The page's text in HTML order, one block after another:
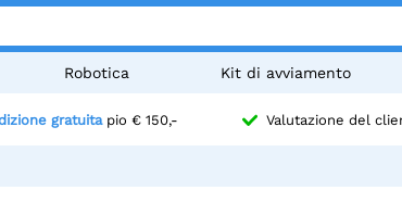
Robotica Kit di avviamento
gratuitapio € 150,- Valutazione del